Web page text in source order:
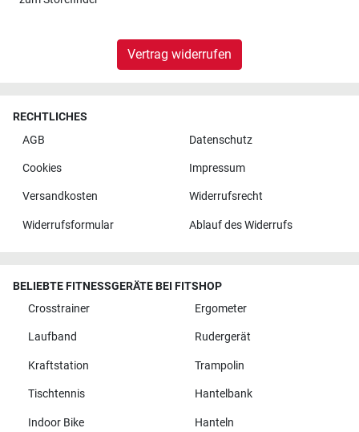
Vertrag widerrufen
RECHTLICHES
AGB
Datenschutz
Cookies Impressum
Versandkosten Widerrufsrecht
Widerrufsformular Ablauf des Widerrufs
BELIEBTE FITNESSGERÄTE BEI FITSHOP
Crosstrainer
Ergometer
Laufband Rudergerät
Kraftstation Trampolin
Tischtennis Hantelbank
Indoor Bike Hanteln